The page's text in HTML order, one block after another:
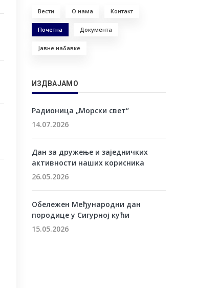
Вести О нама Контакт
Почетна Документа
Јавне набавке
ИЗДВАЈАМО
Радионица „Морски свет“
14.07.2026
Дан за дружење и заједничких
активности наших корисника
26.05.2026
Обележен Међународни дан
породице у Сигурној кући
15.05.2026